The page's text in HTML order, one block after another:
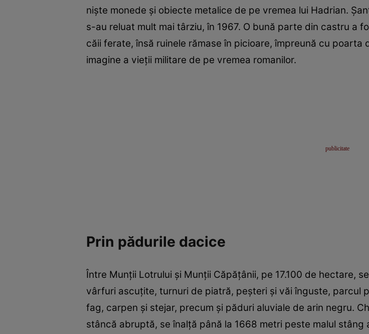
nişte monede şi obiecte metalice de pe vremea lui Hadrian.
s-au reluat mult mai târziu, în 1967. O bună parte din castru a
căii ferate, însă ruinele rămase în picioare, împreună cu
imagine a vieţii militare de pe vremea romanilor.
Prin pădurile dacice
Între Munţii Lotrului şi Munţii Căpăţânii, pe 17.100 de hectare,
vârfuri ascuţite, turnuri de piatră, peşteri şi văi înguste, parcul
fag, carpen şi stejar, precum şi păduri aluviale de arin negru.
stâncă abruptă, se înalţă până la 1668 metri peste malul stâng